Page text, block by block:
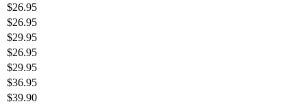
$26.95
$26.95
$29.95
$26.95
$29.95
$36.95
$39.90